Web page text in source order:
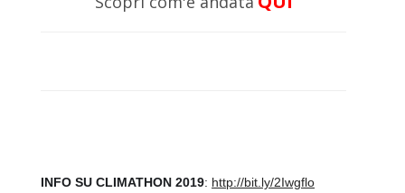
INFO SU CLIMATHON 2019: http://bit.ly/2Iwgflo